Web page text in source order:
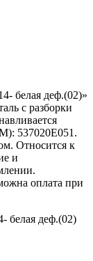
белая деф.(02)»
с разборки
537020E051.
Относится к
и
оплата при
белая деф.(02)